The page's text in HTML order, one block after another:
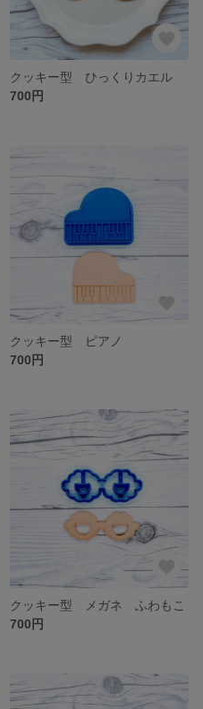
クッキー型 ひっくりカエル
700円
クッキー型 ピアノ
700円
クッキー型 メガネ ふわもこ
700円